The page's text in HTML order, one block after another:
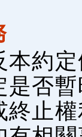
本約
是否
終止